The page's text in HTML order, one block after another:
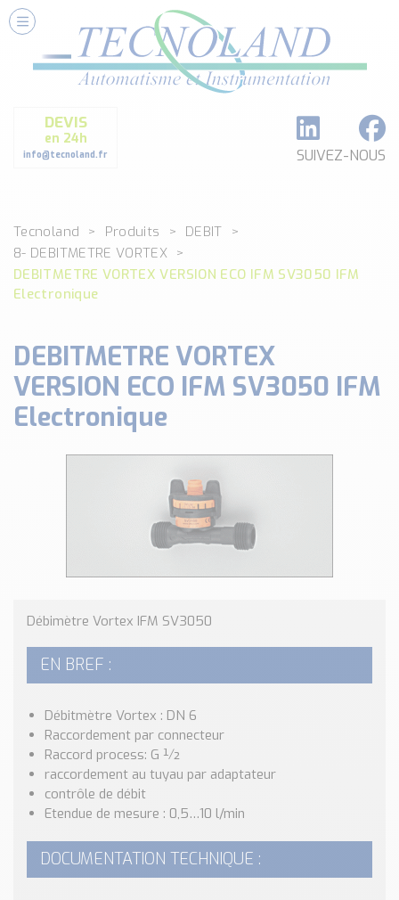
DEVIS
en 24h
info@tecnoland.fr SUIVEZ-NOUS
Nos Services
Conseils et Fourniture
Formation et Assistance
Architecture I-O Link multi fabricants
Classé par catégorie
DEBIT
DETECTION
ENREGISTREUR + ACQUISITION DE DONNEES
Voir toutes les catégories …
Classé par marque
Téléchargement (Logiciels, Documents,..)
Formulaire sonde température
Convertisseur de pression
Calculateur maintien en température
Calculateur Chauffage/Liquide/Gaz
Blog
Nos Réalisations
Catalogue des essentiels pour les brasseries et micro-
brasseries
Tecnoland Produits
DEBIT
8- DEBITMETRE VORTEX
DEBITMETRE VORTEX VERSION ECO IFM SV3050 IFM
Electronique
DEBITMETRE VORTEX
VERSION ECO IFM SV3050 IFM
Electronique
Débimètre Vortex IFM SV3050
EN BREF :
Débitmètre Vortex : DN 6
Raccordement par connecteur
Raccord process: G ½
raccordement au tuyau par adaptateur
contrôle de débit
Etendue de mesure : 0,5…10 l/min
DOCUMENTATION TECHNIQUE :